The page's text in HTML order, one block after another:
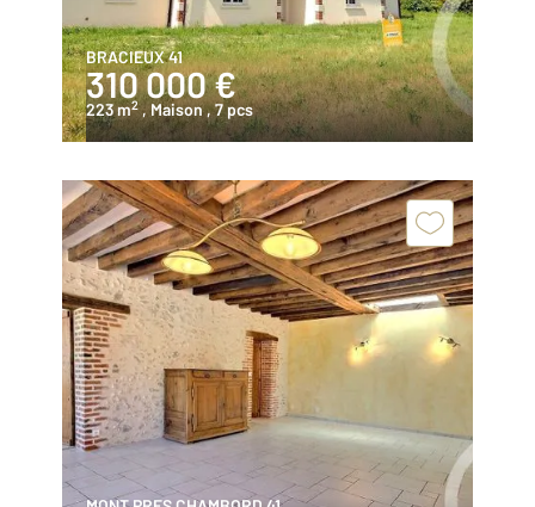
BRACIEUX 41
310 000 €
223 m2 , Maison, 7 pcs